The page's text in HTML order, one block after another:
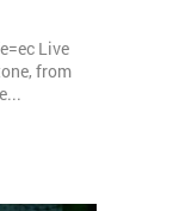
Live
from